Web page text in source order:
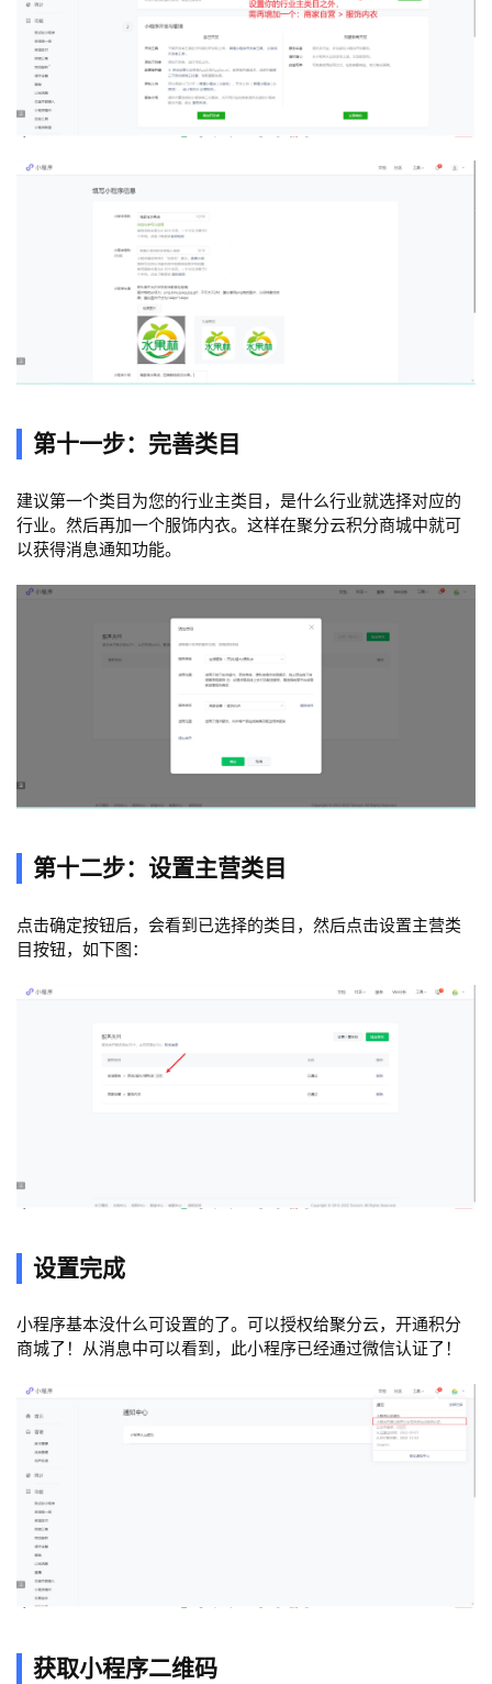
第十一步：完善类目
建议第一个类目为您的行业主类目，是什么行业就选择对应的
行业。然后再加一个服饰内衣。这样在聚分云积分商城中就可
以获得消息通知功能。
第十二步：设置主营类目
点击确定按钮后，会看到已选择的类目，然后点击设置主营类
目按钮，如下图：
设置完成
小程序基本没什么可设置的了。可以授权给聚分云，开通积分
商城了！从消息中可以看到，此小程序已经通过微信认证了！
获取小程序二维码